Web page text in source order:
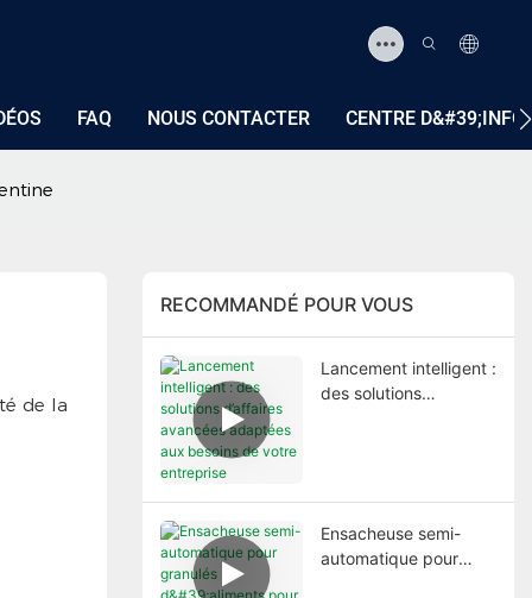
FAQ NOUS CONTACTER CENTRE
de la
RECOMMANDÉ POUR VOUS
Lancement intelligent :
des solutions
Ensacheuse semi-
automatique pour